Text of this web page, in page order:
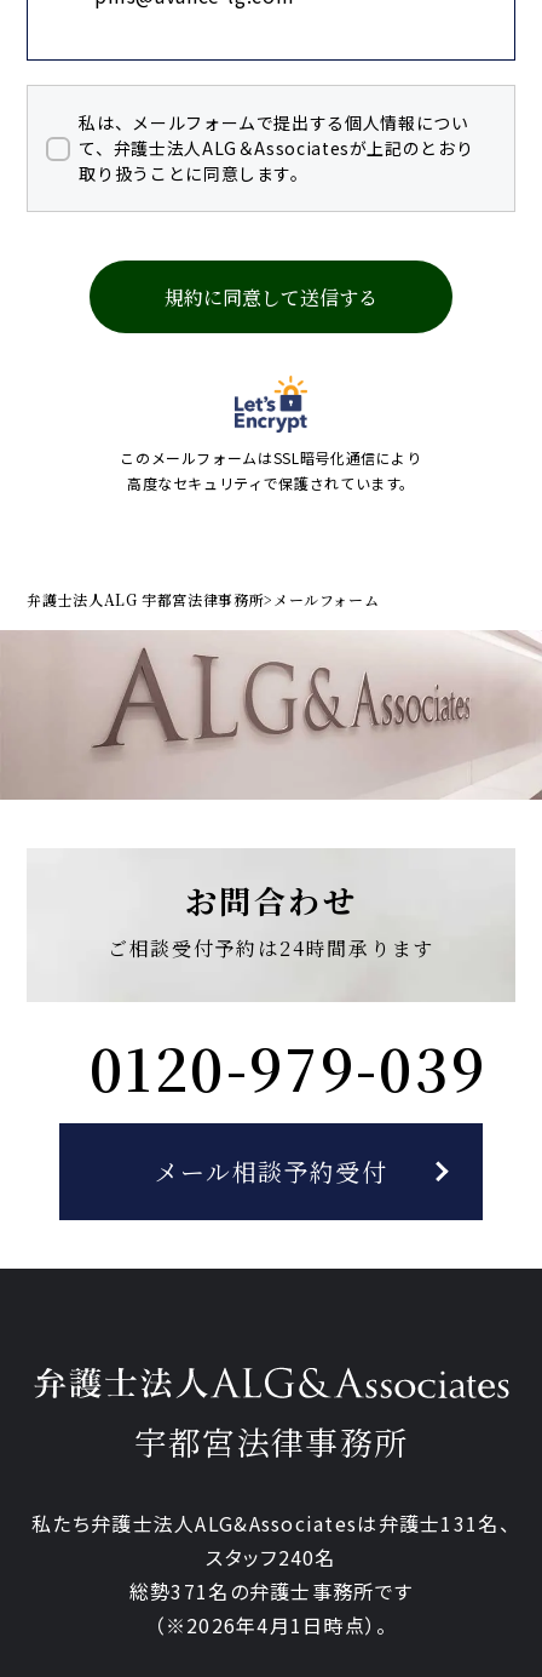
法律事務の遂行
各種公的書類の取得、登記、登録業務
各種照会業務
各種リーガルサービスの紹介及び提供
事件の当事者（患者、遺族を含む。）を
特定できない方法で、当法人の取扱事例
として、シンポジウム若しくはセミナー
その他の講演活動において発表すること
又は当法人が運営するインターネット上
するインターネット上のサイト、当法人
のパンフレット、当法人が関与する書籍
若しくは論文その他の当法人が関与する
媒体への掲載
場合があります。
家庭裁判所、簡易裁判所、地方裁判所、
場合など）。
相手方に代理人弁護士が就いた場合、そ
の弁護士。
その他、法律事務に関連する個人及び団
個人情報の取扱いの委託
当法人が定める水準を満たしている委託先
ます。委託先とは機密保持契約を交わし、
委託する個人情報の安全管理が図られるよ
う、委託先に対する必要、かつ、適切な監
私は、メールフォームで提出する個人情報につい
て、弁護士法人ALG＆Associatesが上記のとおり
取り扱うことに同意します。
このメールフォームはSSL暗号化通信により
高度なセキュリティで保護されています。
弁護士法人ALG 宇都宮法律事務所> メールフォーム
お問合わせ
ご相談受付予約は24時間承ります
0120-979-039
メール相談予約受付
宇都宮法律事務所
私たち弁護士法人ALG&Associatesは弁護士131名、
スタッフ240名
総勢371名の弁護士事務所です
（※2026年4月1日時点）。